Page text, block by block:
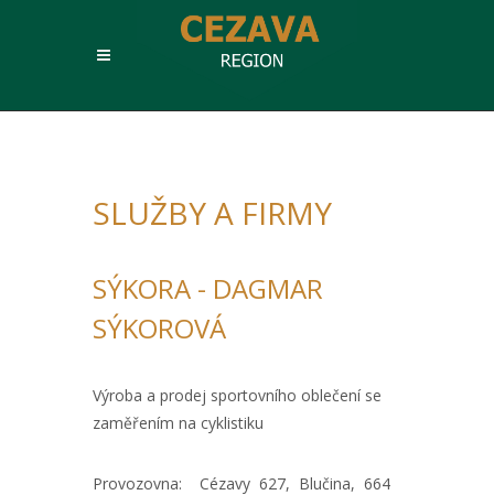
SLUŽBY A FIRMY
SÝKORA - DAGMAR
SÝKOROVÁ
Výroba a prodej sportovního oblečení se
zaměřením na cyklistiku
Provozovna: Cézavy 627, Blučina, 664